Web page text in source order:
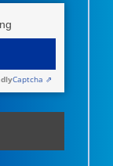
Captcha ⇗